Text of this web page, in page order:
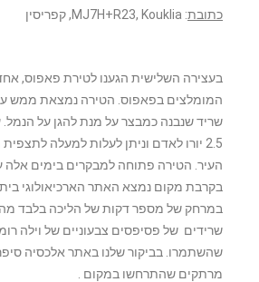
כתובת: MJ7H+R23, Kouklia, קפריסין
בעצירה השלישית הגענו לטירת פאפוס,
המומלצים בפאפוס. הטירה נמצאת ממש
שריד שנבנה כמבצר על מנת להגן על הנמל.
2.5 יורו לאדם וניתן לעלות למעלה
בקרבת מקום נמצא האתר הארכיאולוגי
במרחק של מספר דקות של הליכה בלבד
שרידים של פסיפסים צבעוניים של וילה
שהשתמרו. בביקור שלנו באתר אלכסיה
מרתקים שהתרחשו במקום .